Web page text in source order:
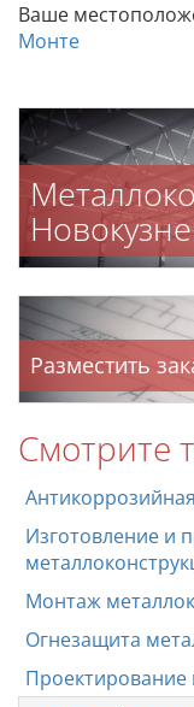
Ваше
Монте
Разместить
Смотрите
Изготовление и
Монтаж
Огнезащита
Проектирование